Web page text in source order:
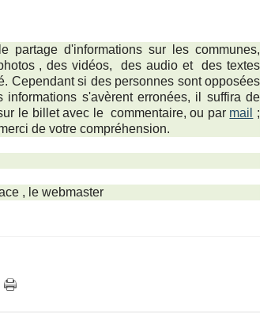
partage d'informations sur les communes,
, des vidéos, des audio et des textes
Cependant si des personnes sont opposées
s'avèrent erronées, il suffira de
le billet avec le commentaire, ou par mail
;
de votre compréhension.
, le webmaster